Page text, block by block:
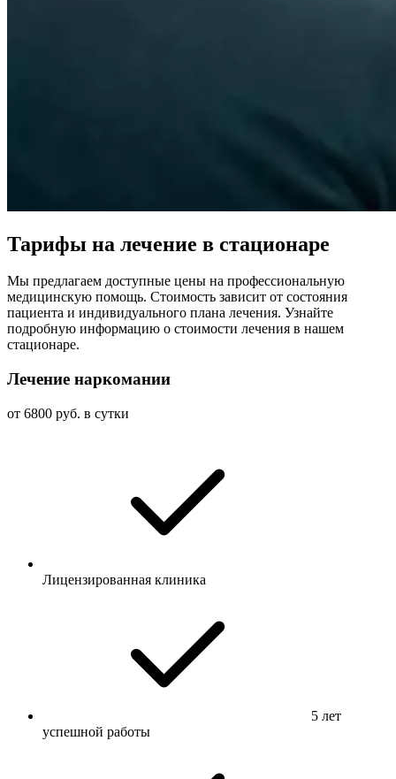
Тарифы на лечение в стационаре
Мы предлагаем доступные цены на профессиональную
медицинскую помощь. Стоимость зависит от состояния
пациента и индивидуального плана лечения. Узнайте
подробную информацию о стоимости лечения в нашем
стационаре.
Лечение наркомании
от 6800 руб. в сутки
Лицензированная клиника
5 лет
успешной работы